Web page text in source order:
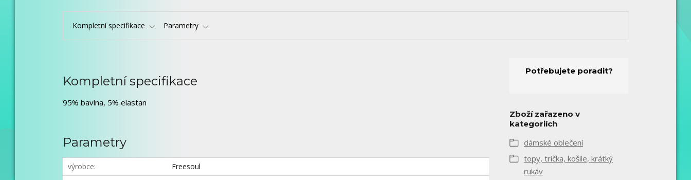
Kompletní specifikace Parametry
Kompletní specifikace
95% bavlna, 5% elastan
Parametry
výrobce
Freesoul
Potřebujete poradit?
Zboží zařazeno v
kategoriích
dámské oblečení
topy, trička, košile, krátký
rukáv